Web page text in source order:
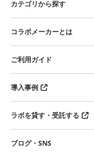
カテゴリから探す
コラボメーカーとは
ご利用ガイド
導入事例
ラボを貸す・受託する
ブログ・SNS